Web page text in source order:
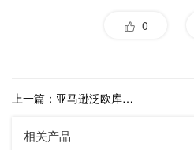
0
上一篇：亚马逊泛欧库存加速器计划终止！跨境电商物流应对策略解析
相关产品